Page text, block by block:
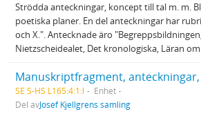
Strödda anteckningar, koncept till tal m. m.
poetiska planer. En del anteckningar har
och X.". Antecknade äro
Nietzscheidealet, Det kronologiska, Läran om
Manuskriptfragment,
SE S-HS L165:4:1:l
Enhet
Del avJosef Kjellgrens samling